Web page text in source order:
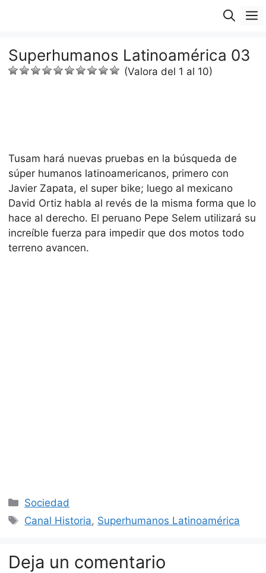
Superhumanos Latinoamérica 03
(Valora del 1 al 10)
Tusam hará nuevas pruebas en la búsqueda de
súper humanos latinoamericanos, primero con
Javier Zapata, el super bike; luego al mexicano
David Ortiz habla al revés de la misma forma que lo
hace al derecho. El peruano Pepe Selem utilizará su
increíble fuerza para impedir que dos motos todo
terreno avancen.
Categorías
Sociedad
Etiquetas
Canal Historia, Superhumanos Latinoamérica
Deja un comentario